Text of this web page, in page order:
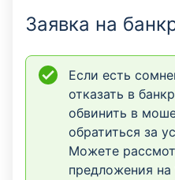
Заявка на
Если есть
отказать в
обвинить в
обратиться за
Можете
предложения на